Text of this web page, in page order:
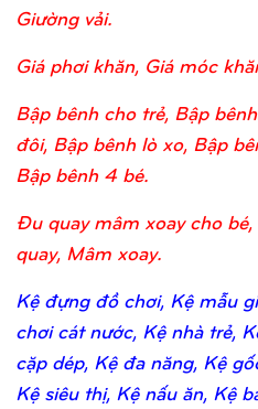
Giường vải.
Giá phơi khăn, Giá móc
Bập bênh cho trẻ, Bập
đôi, Bập bênh lò xo, Bập
Bập bênh 4 bé.
Đu quay mâm xoay cho
quay, Mâm xoay.
Kệ đựng đồ chơi, Kệ mẫu
chơi cát nước, Kệ nhà trẻ,
cặp dép, Kệ đa năng, Kệ
Kệ siêu thị, Kệ nấu ăn, Kệ